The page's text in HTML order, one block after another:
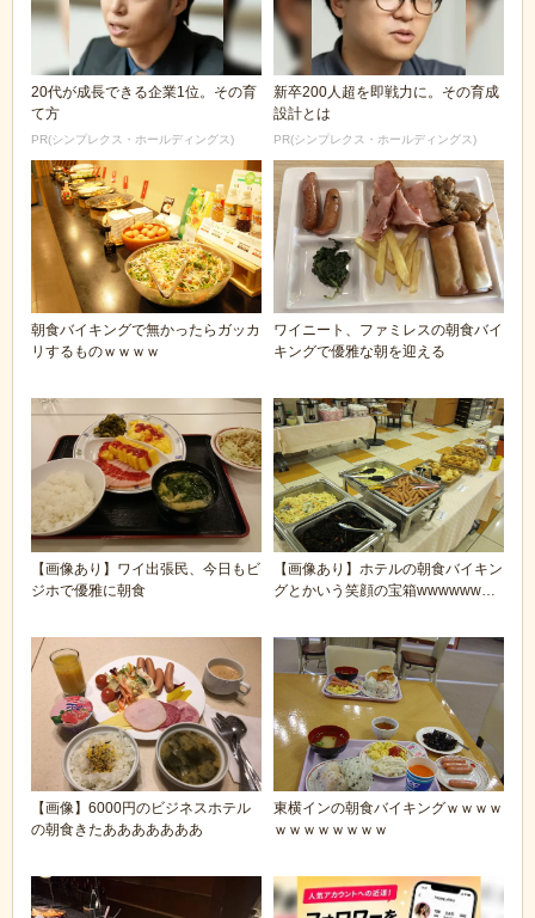
20代が成長できる企業1位。その育
て方
PR(シンプレクス・ホールディングス)
新卒200人超を即戦力に。その育成
設計とは
PR(シンプレクス・ホールディングス)
朝食バイキングで無かったらガッカ
リするものｗｗｗｗ
ワイニート、ファミレスの朝食バイ
キングで優雅な朝を迎える
【画像あり】ワイ出張民、今日もビ
ジホで優雅に朝食
【画像あり】ホテルの朝食バイキン
グとかいう笑顔の宝箱wwwwwwww
【画像】6000円のビジネスホテル
の朝食きたあああああああ
東横インの朝食バイキングｗｗｗｗ
ｗｗｗｗｗｗｗｗ